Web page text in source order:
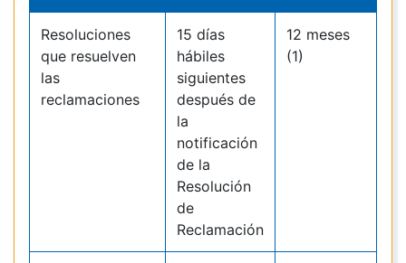
Resoluciones
que resuelven
las
reclamaciones
15 días
hábiles
siguientes
después de
la
notificación
de la
Resolución
de
Reclamación
12 meses
(1)